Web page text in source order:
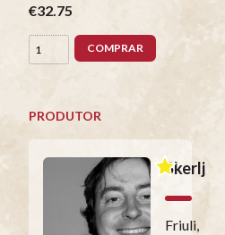
€32.75
COMPRAR
PRODUTOR
Skerlj
Friuli,